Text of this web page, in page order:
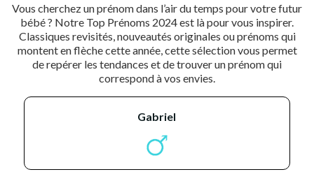
Vous cherchez un prénom dans l’air du temps pour votre futur
bébé ? Notre Top Prénoms 2024 est là pour vous inspirer.
Classiques revisités, nouveautés originales ou prénoms qui
montent en flèche cette année, cette sélection vous permet
de repérer les tendances et de trouver un prénom qui
correspond à vos envies.
gabriel